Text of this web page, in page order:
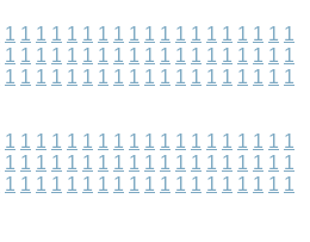
1 1 1 1 1 1 1 1 1 1 1 1 1 1 1 1 1 1 1
1 1 1 1 1 1 1 1 1 1 1 1 1 1 1 1 1 1 1
1 1 1 1 1 1 1 1 1 1 1 1 1 1 1 1 1 1 1
1 1 1 1 1 1 1 1 1 1 1 1 1 1 1 1 1 1 1
1 1 1 1 1 1 1 1 1 1 1 1 1 1 1 1 1 1 1
1 1 1 1 1 1 1 1 1 1 1 1 1 1 1 1 1 1 1